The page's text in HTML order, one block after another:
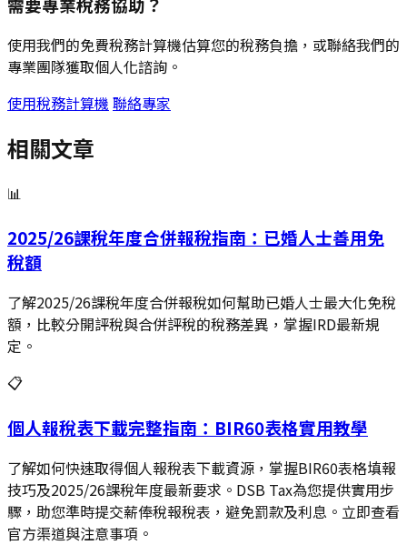
使用我們的免費稅務計算機估算您的稅務負擔，或聯絡我們的
專業團隊獲取個人化諮詢。
使用稅務計算機 聯絡專家
相關文章
📊
2025/26課稅年度合併報稅指南：已婚人士善用免
稅額
了解2025/26課稅年度合併報稅如何幫助已婚人士最大化免稅
額，比較分開評稅與合併評稅的稅務差異，掌握IRD最新規
定。
📋
個人報稅表下載完整指南：BIR60表格實用教學
了解如何快速取得個人報稅表下載資源，掌握BIR60表格填報
技巧及2025/26課稅年度最新要求。DSB Tax為您提供實用步
驟，助您準時提交薪俸稅報稅表，避免罰款及利息。立即查看
官方渠道與注意事項。